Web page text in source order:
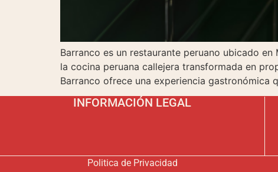
Barranco es un restaurante peruano ubicado
la cocina peruana callejera transformada en
Barranco ofrece una experiencia
INFORMACIÓN LEGAL
Politica de Privacidad